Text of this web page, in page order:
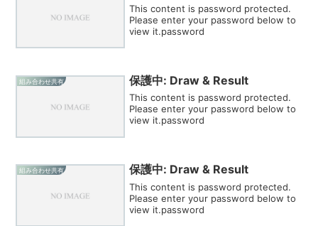
This content is password protected.
Please enter your password below to
view it.password
組み合わせ共有 保護中: Draw & Result
This content is password protected.
Please enter your password below to
view it.password
組み合わせ共有 保護中: Draw & Result
This content is password protected.
Please enter your password below to
view it.password